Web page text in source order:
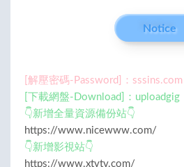
Notice
[解壓密碼-Password]：sssins.com
[下載網盤-Download]：uploadgig
👇新增全量資源備份站👇
https://www.nicewww.com/
👇新增影視站👇
https://www.xtvtv.com/